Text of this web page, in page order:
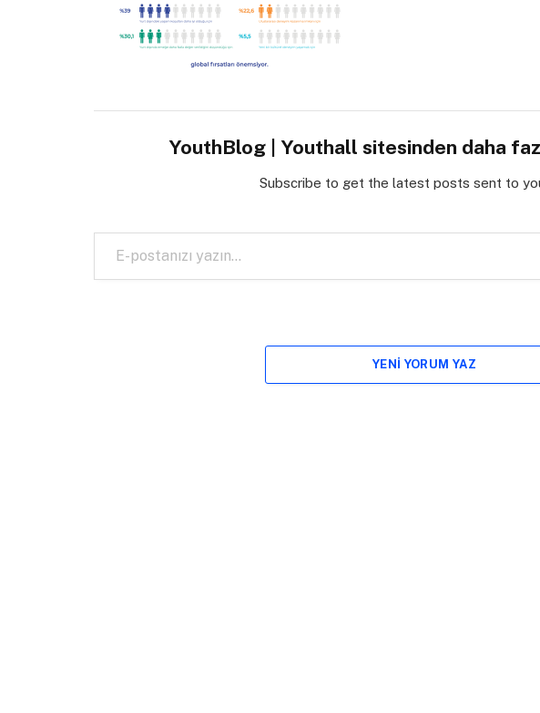
YouthBlog | Youthall sitesinden daha
Subscribe to get the latest posts sent to
E-postanızı yazın…
YENI YORUM YAZ